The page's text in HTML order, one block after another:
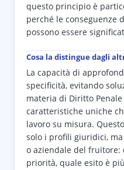
questo principio è
perché le conseguenze
possono essere
Cosa la distingue dagli
La capacità di
specificità, evitando
materia di Diritto
caratteristiche uniche
lavoro su misura.
solo i profili giuridici,
o aziendale del fruitore:
priorità, quale esito è